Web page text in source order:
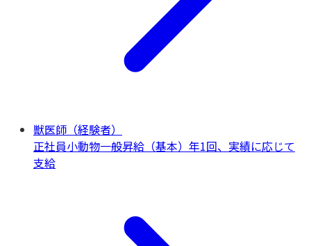
獣医師（経験者）
正社員小動物一般昇給（基本）年1回、実績に応じて
支給